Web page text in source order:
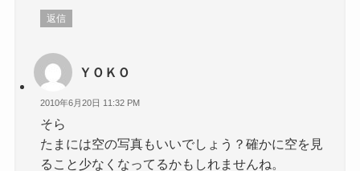
返信
ＹＯＫＯ
2010年6月20日 11:32 PM
そら
たまには空の写真もいいでしょう？確かに空を見
ること少なくなってるかもしれませんね。